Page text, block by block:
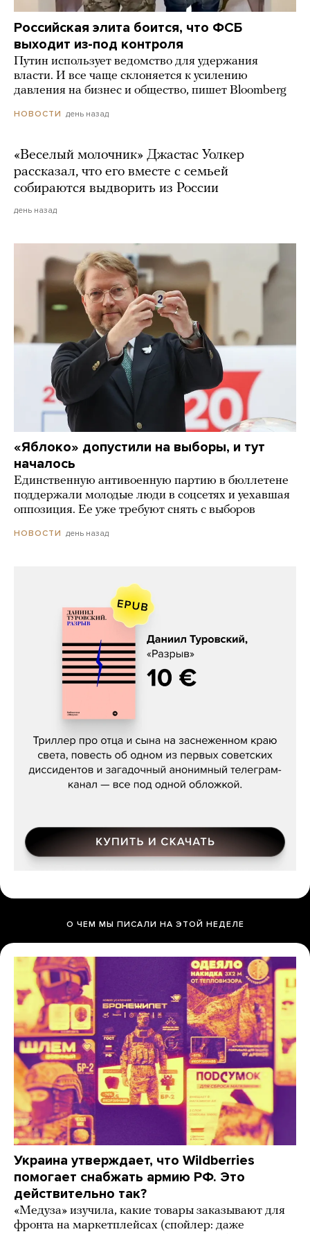
Российская элита боится, что ФСБ
выходит из-под контроля
Путин использует ведомство для удержания
власти. И все чаще склоняется к усилению
давления на бизнес и общество, пишет Bloomberg
НОВОСТИ день назад
«Веселый молочник» Джастас Уолкер
рассказал, что его вместе с семьей
собираются выдворить из России
день назад
«Яблоко» допустили на выборы, и тут
началось
Единственную антивоенную партию в бюллетене
поддержали молодые люди в соцсетях и уехавшая
оппозиция. Ее уже требуют снять с выборов
НОВОСТИ день назад
Даниил Туровский, «Разрыв»
О ЧЕМ МЫ ПИСАЛИ НА ЭТОЙ НЕДЕЛЕ
Украина утверждает, что Wildberries
помогает снабжать армию РФ. Это
действительно так?
«Медуза» изучила, какие товары заказывают для
фронта на маркетплейсах (спойлер: даже